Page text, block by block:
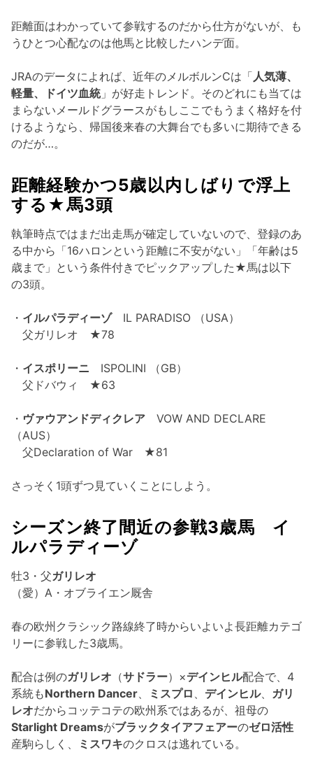
距離面はわかっていて参戦するのだから仕方がないが、も
うひとつ心配なのは他馬と比較したハンデ面。
JRAのデータによれば、近年のメルボルンCは「 人気薄、
軽量、ドイツ血統」が好走トレンド。そのどれにも当ては
まらないメールドグラースがもしここでもうまく格好を付
けるようなら、帰国後来春の大舞台でも多いに期待できる
のだが…。
距離経験かつ5歳以内しばりで浮上
する★馬3頭
執筆時点ではまだ出走馬が確定していないので、登録のあ
る中から「16ハロンという距離に不安がない」「年齢は5
歳まで」という条件付きでピックアップした★馬は以下
の3頭。
・ イルパラディーゾIL PARADISO （USA）
父ガリレオ ★78
・ イスポリーニ ISPOLINI （GB）
父ドバウィ ★63
・ ヴァウアンドディクレア VOW AND DECLARE
（AUS）
父Declaration of War ★81
さっそく1頭ずつ見ていくことにしよう。
シーズン終了間近の参戦3歳馬 イ
ルパラディーゾ
牡3・父ガリレオ
（愛）A・オブライエン厩舎
春の欧州クラシック路線終了時からいよいよ長距離カテゴ
リーに参戦した3歳馬。
配合は例のガリレオ （サドラー）×デインヒル配合で、4
系統もNorthern Dancer ミスプロ デインヒル、 ガリ
レオだからコッテコテの欧州系ではあるが、祖母の
Starlight Dreamsがブラックタイアフェアーのゼロ活性
産駒らしく、
ミスワキのクロスは逃れている。